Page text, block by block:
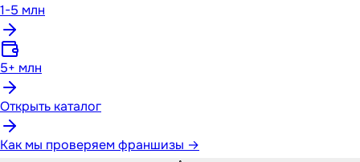
1-5 млн
5+ млн
Открыть каталог
Как мы проверяем франшизы →